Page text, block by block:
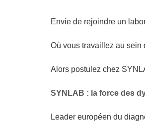
Envie de rejoindre un
Où vous travaillez au
Alors postulez chez
SYNLAB : la force des
Leader européen du